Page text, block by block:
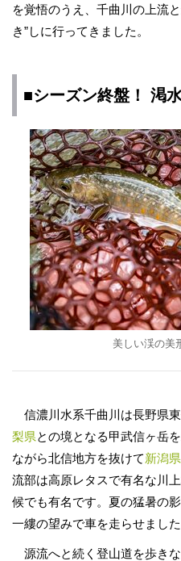
を覚悟のうえ、千曲川の上流
き”しに行ってきました。
■シーズン終盤！ 渇
美しい渓の美
信濃川水系千曲川は長野県東
梨県との境となる甲武信ヶ岳
ながら北信地方を抜けて新潟県
流部は高原レタスで有名な川
候でも有名です。夏の猛暑の
一縷の望みで車を走らせました
源流へと続く登山道を歩き